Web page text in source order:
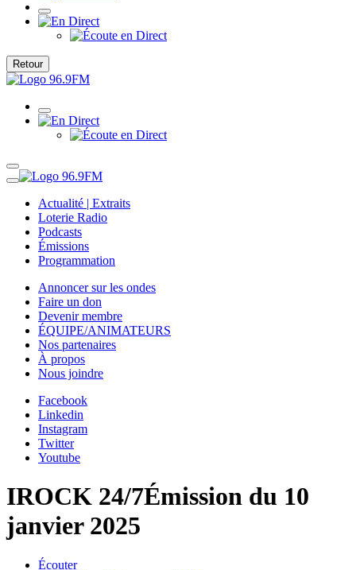
Retour
Actualité | Extraits
Loterie Radio
Podcasts
Émissions
Programmation
Annoncer sur les ondes
Faire un don
Devenir membre
ÉQUIPE/ANIMATEURS
Nos partenaires
À propos
Nous joindre
Facebook
Linkedin
Instagram
Twitter
Youtube
IROCK 24/7Émission du 10
janvier 2025
Écouter